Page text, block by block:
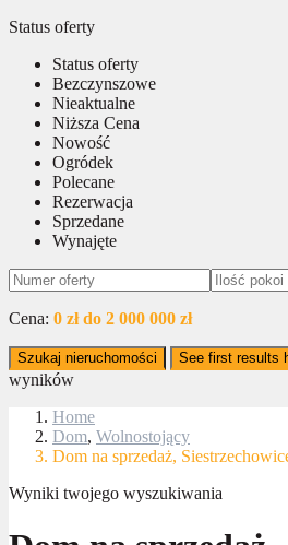
Status oferty
Status oferty
Bezczynszowe
Nieaktualne
Niższa Cena
Nowość
Ogródek
Polecane
Rezerwacja
Sprzedane
Wynajęte
Cena: 0 zł do 2 000 000 zł
Szukaj nieruchomości See first results
wyników
Home
Dom, Wolnostojący
Dom na sprzedaż,
Wyniki twojego wyszukiwania